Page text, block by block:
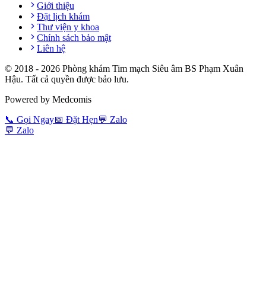
Giới thiệu
Đặt lịch khám
Thư viện y khoa
Chính sách bảo mật
Liên hệ
© 2018 - 2026 Phòng khám Tim mạch Siêu âm BS Phạm Xuân
Hậu. Tất cả quyền được bảo lưu.
Powered by Medcomis
📞 Gọi Ngay📅 Đặt Hẹn💬 Zalo
💬 Zalo